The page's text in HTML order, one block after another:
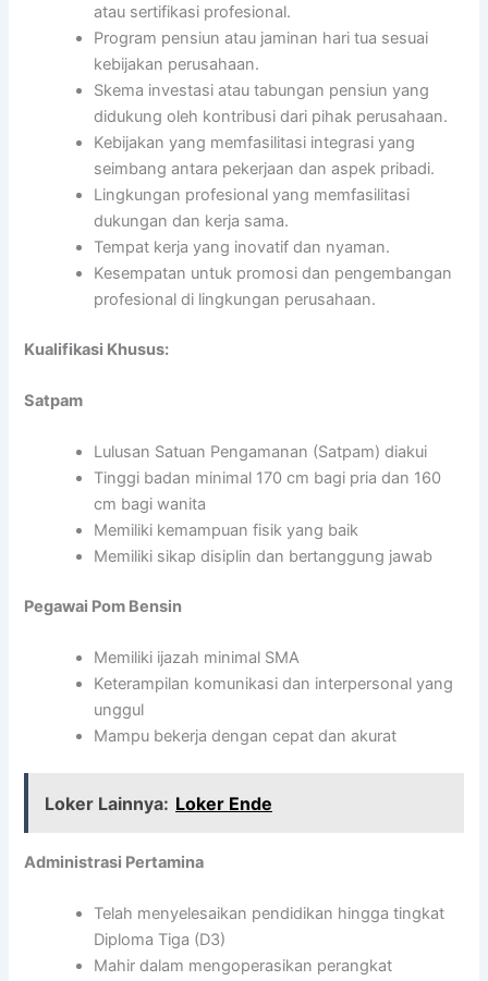
atau sertifikasi profesional.
Program pensiun atau jaminan hari tua sesuai
kebijakan perusahaan.
Skema investasi atau tabungan pensiun yang
didukung oleh kontribusi dari pihak perusahaan.
Kebijakan yang memfasilitasi integrasi yang
seimbang antara pekerjaan dan aspek pribadi.
Lingkungan profesional yang memfasilitasi
dukungan dan kerja sama.
Tempat kerja yang inovatif dan nyaman.
Kesempatan untuk promosi dan pengembangan
profesional di lingkungan perusahaan.
Kualifikasi Khusus:
Satpam
Lulusan Satuan Pengamanan (Satpam) diakui
Tinggi badan minimal 170 cm bagi pria dan 160
cm bagi wanita
Memiliki kemampuan fisik yang baik
Memiliki sikap disiplin dan bertanggung jawab
Pegawai Pom Bensin
Memiliki ijazah minimal SMA
Keterampilan komunikasi dan interpersonal yang
unggul
Mampu bekerja dengan cepat dan akurat
Loker Lainnya: Loker Ende
Administrasi Pertamina
Telah menyelesaikan pendidikan hingga tingkat
Diploma Tiga (D3)
Mahir dalam mengoperasikan perangkat